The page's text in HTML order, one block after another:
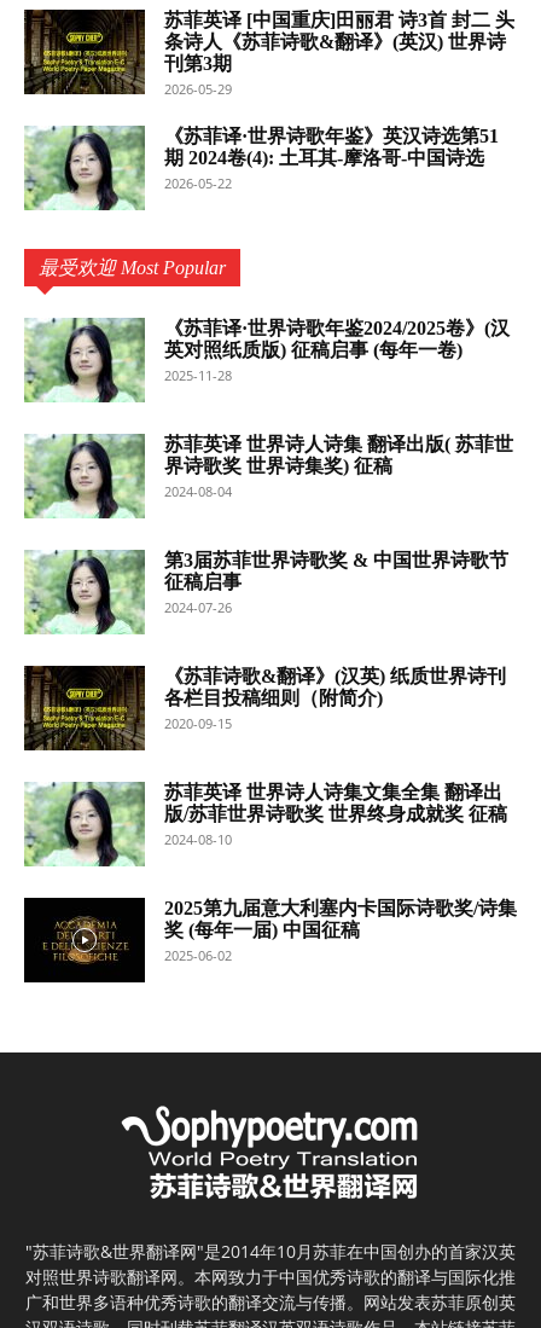
苏菲英译 [中国重庆]田丽君 诗3首 封二 头
条诗人《苏菲诗歌&翻译》(英汉) 世界诗
刊第3期
2026-05-29
《苏菲译·世界诗歌年鉴》英汉诗选第51
期 2024卷(4): 土耳其-摩洛哥-中国诗选
2026-05-22
最受欢迎 Most Popular
《苏菲译·世界诗歌年鉴2024/2025卷》(汉
英对照纸质版) 征稿启事 (每年一卷)
2025-11-28
苏菲英译 世界诗人诗集 翻译出版( 苏菲世
界诗歌奖 世界诗集奖) 征稿
2024-08-04
第3届苏菲世界诗歌奖 & 中国世界诗歌节
征稿启事
2024-07-26
《苏菲诗歌&翻译》(汉英) 纸质世界诗刊
各栏目投稿细则（附简介)
2020-09-15
苏菲英译 世界诗人诗集文集全集 翻译出
版/苏菲世界诗歌奖 世界终身成就奖 征稿
2024-08-10
2025第九届意大利塞内卡国际诗歌奖/诗集
奖 (每年一届) 中国征稿
2025-06-02
"苏菲诗歌&世界翻译网"是2014年10月苏菲在中国创办的首家汉英
对照世界诗歌翻译网。本网致力于中国优秀诗歌的翻译与国际化推
广和世界多语种优秀诗歌的翻译交流与传播。网站发表苏菲原创英